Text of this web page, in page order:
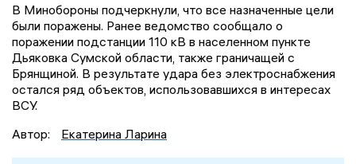
В Минобороны подчеркнули, что все назначенные цели
были поражены. Ранее ведомство сообщало о
поражении подстанции 110 кВ в населенном пункте
Дьяковка Сумской области, также граничащей с
Брянщиной. В результате удара без электроснабжения
остался ряд объектов, использовавшихся в интересах
ВСУ.
Автор:
Екатерина Ларина